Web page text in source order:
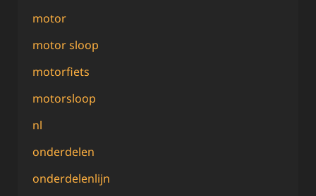
motor
motor sloop
motorfiets
motorsloop
nl
onderdelen
onderdelenlijn